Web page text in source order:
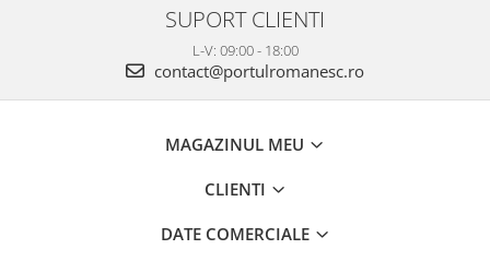
SUPORT CLIENTI
L-V: 09:00 - 18:00
contact@portulromanesc.ro
MAGAZINUL MEU
CLIENTI
DATE COMERCIALE